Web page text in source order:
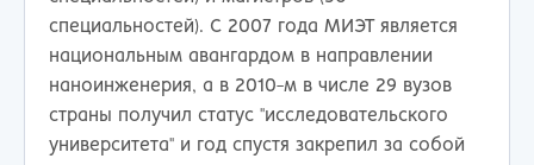
специальностей). С 2007 года МИЭТ является
национальным авангардом в направлении
наноинженерия, а в 2010-м в числе 29 вузов
страны получил статус "исследовательского
университета" и год спустя закрепил за собой